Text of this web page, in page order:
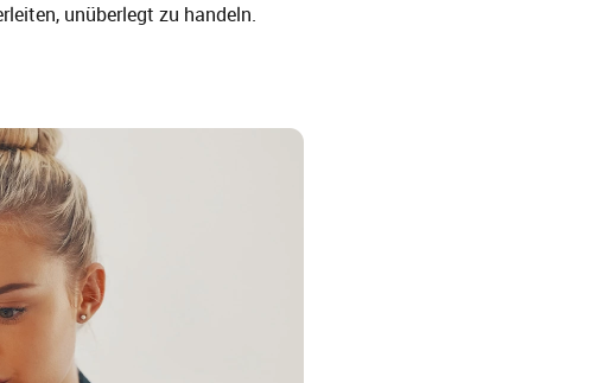
unüberlegt zu handeln.